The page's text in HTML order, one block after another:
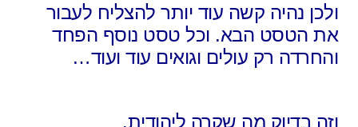
ולכן נהיה קשה עוד יותר להצליח לעבור
את הטסט הבא. וכל טסט נוסף הפחד
והחרדה רק עולים וגואים עוד ועוד…
וזה בדיוק מה שקרה ליהודית.